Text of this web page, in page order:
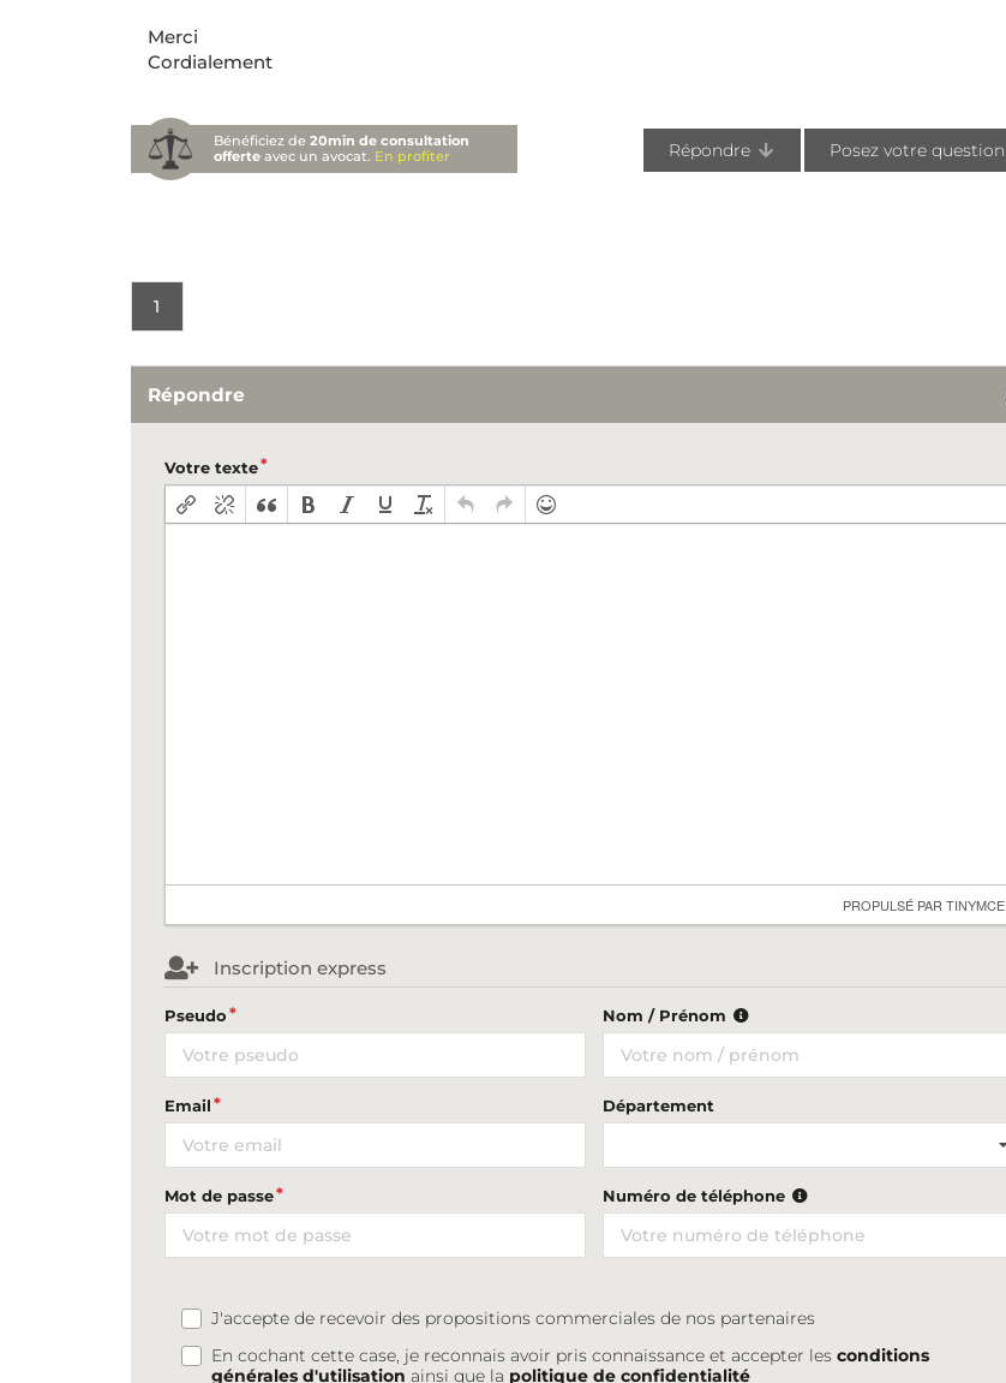
Merci
Cordialement
Bénéficiez de20min de consultation
offerte avec un avocat. En profiter Répondre Posez votre question
1
Répondre
Votre texte
PROPULSÉ PAR TINYMCE
Inscription express
Pseudo Nom / Prénom
Email Département
Mot de passe Numéro de téléphone
J'accepte de recevoir des propositions commerciales de nos partenaires
En cochant cette case, je reconnais avoir pris connaissance et accepter lesconditions
générales d'utilisation ainsi que la politique de confidentialité